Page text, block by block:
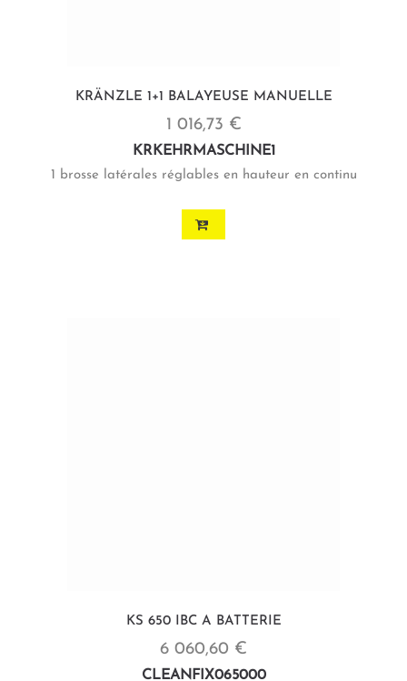
KRÄNZLE 1+1 BALAYEUSE MANUELLE
1 016,73 €
KRKEHRMASCHINE1
1 brosse latérales réglables en hauteur en continu
KS 650 IBC A BATTERIE
6 060,60 €
CLEANFIX065000